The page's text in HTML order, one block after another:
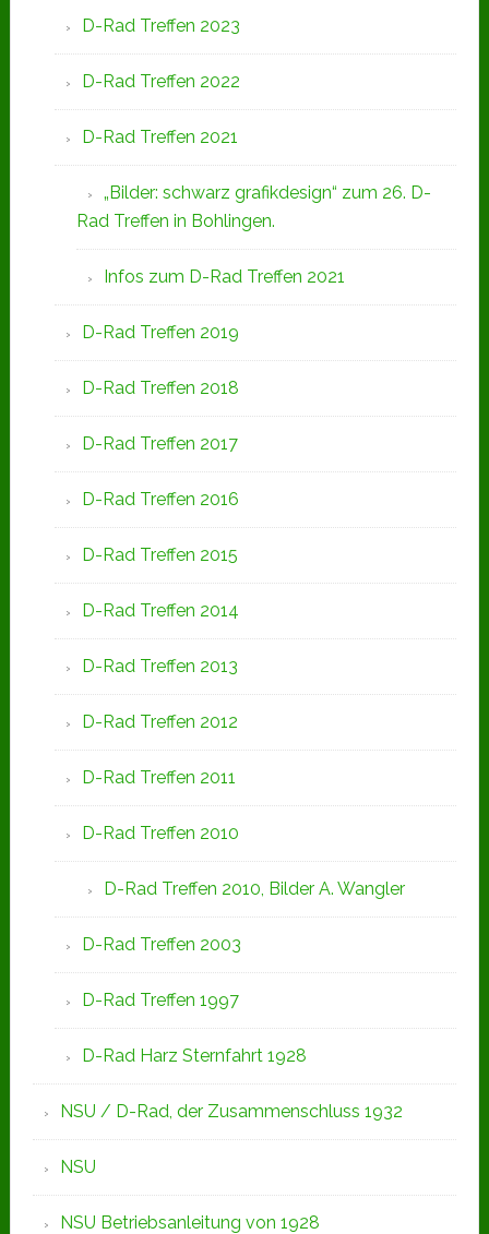
D-Rad Treffen 2023
D-Rad Treffen 2022
D-Rad Treffen 2021
„Bilder: schwarz grafikdesign“ zum 26. D-
Rad Treffen in Bohlingen.
Infos zum D-Rad Treffen 2021
D-Rad Treffen 2019
D-Rad Treffen 2018
D-Rad Treffen 2017
D-Rad Treffen 2016
D-Rad Treffen 2015
D-Rad Treffen 2014
D-Rad Treffen 2013
D-Rad Treffen 2012
D-Rad Treffen 2011
D-Rad Treffen 2010
D-Rad Treffen 2010, Bilder A. Wangler
D-Rad Treffen 2003
D-Rad Treffen 1997
D-Rad Harz Sternfahrt 1928
NSU / D-Rad, der Zusammenschluss 1932
NSU
NSU Betriebsanleitung von 1928